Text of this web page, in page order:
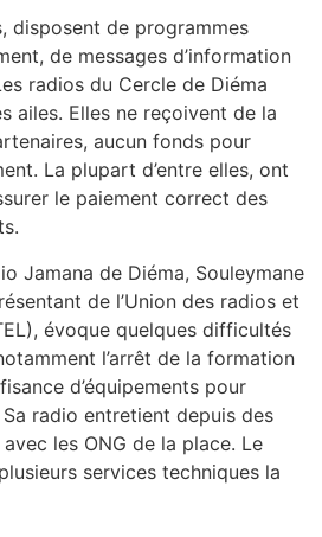
disposent de programmes
de messages d’information
radios du Cercle de Diéma
ailes. Elles ne reçoivent de la
aucun fonds pour
La plupart d’entre elles, ont
le paiement correct des
Jamana de Diéma, Souleymane
de l’Union des radios et
évoque quelques difficultés
l’arrêt de la formation
d’équipements pour
radio entretient depuis des
les ONG de la place. Le
services techniques la